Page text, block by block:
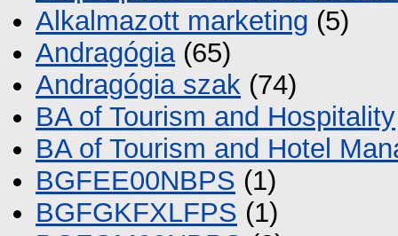
Alkalmazott marketing (5)
Andragógia(65)
Andragógia szak (74)
BA of Tourism and Hospitality
BA of Tourism and Hotel
BGFEE00NBPS (1)
BGFGKFXLFPS (1)